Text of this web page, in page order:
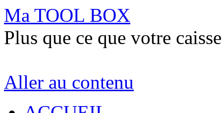
Ma TOOL BOX
Plus que ce que votre
Aller au contenu